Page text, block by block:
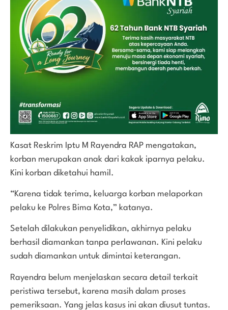
Kasat Reskrim Iptu M Rayendra RAP mengatakan,
korban merupakan anak dari kakak iparnya pelaku.
Kini korban diketahui hamil.
“Karena tidak terima, keluarga korban melaporkan
pelaku ke Polres Bima Kota,” katanya.
Setelah dilakukan penyelidikan, akhirnya pelaku
berhasil diamankan tanpa perlawanan. Kini pelaku
sudah diamankan untuk dimintai keterangan.
Rayendra belum menjelaskan secara detail terkait
peristiwa tersebut, karena masih dalam proses
pemeriksaan. Yang jelas kasus ini akan diusut tuntas.